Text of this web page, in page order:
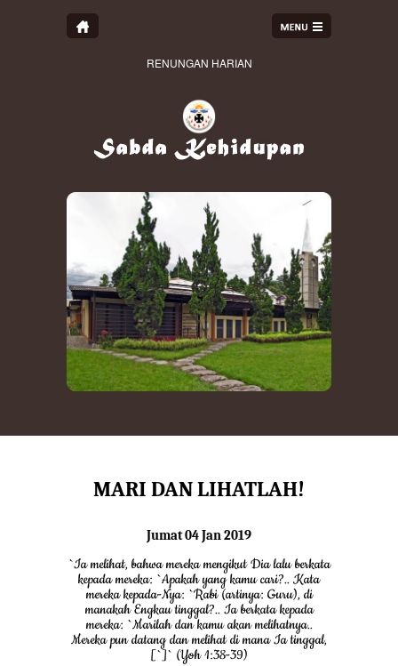
RENUNGAN HARIAN
MARI DAN LIHATLAH!
Jumat 04 Jan 2019
`Ia melihat, bahwa mereka mengikut Dia lalu berkata
kepada mereka: `Apakah yang kamu cari?.. Kata
mereka kepada-Nya: `Rabi (artinya: Guru), di
manakah Engkau tinggal?.. Ia berkata kepada
mereka: `Marilah dan kamu akan melihatnya..
Mereka pun datang dan melihat di mana Ia tinggal,
[`]` (Yoh 1:38-39)